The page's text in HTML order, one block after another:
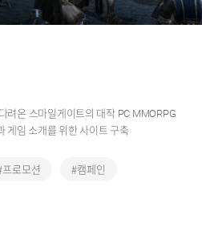
려온 스마일게이트의 대작 PC MMORPG
게임 소개를 위한 사이트 구축
로모션
#캠페인